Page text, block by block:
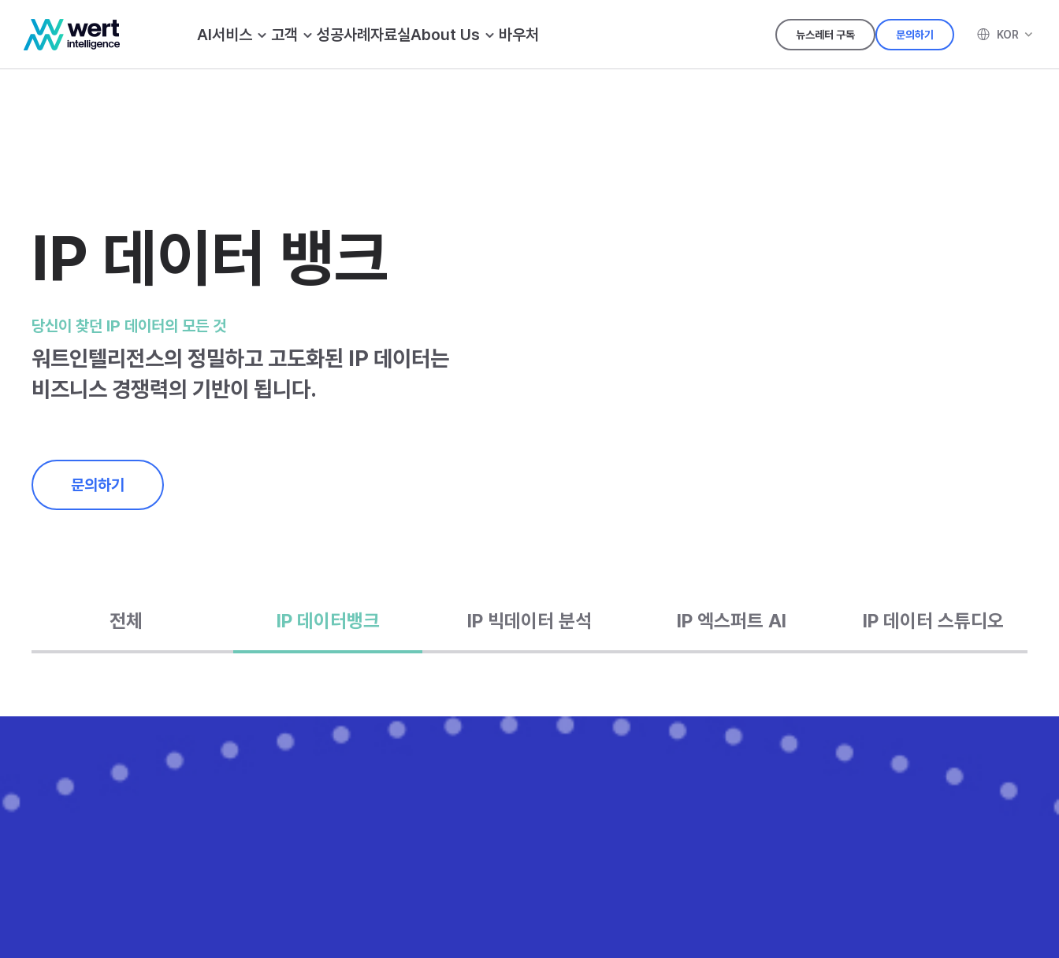
AI서비스 고객 성공사례 자료실About Us 바우처 뉴스레터 구독 문의하기 KOR
IP 데이터 뱅크
당신이 찾던 IP 데이터의 모든 것
워트인텔리전스의 정밀하고 고도화된 IP 데이터는
비즈니스 경쟁력의 기반이 됩니다.
문의하기
전체 IP 데이터뱅크 IP 빅데이터 분석 IP 엑스퍼트 AI IP 데이터 스튜디오